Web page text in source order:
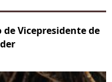
Vicepresidente de